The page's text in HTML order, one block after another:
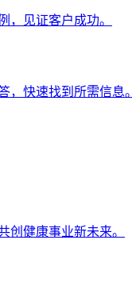
，见证客户成功。
，快速找到所需信息。
创健康事业新未来。